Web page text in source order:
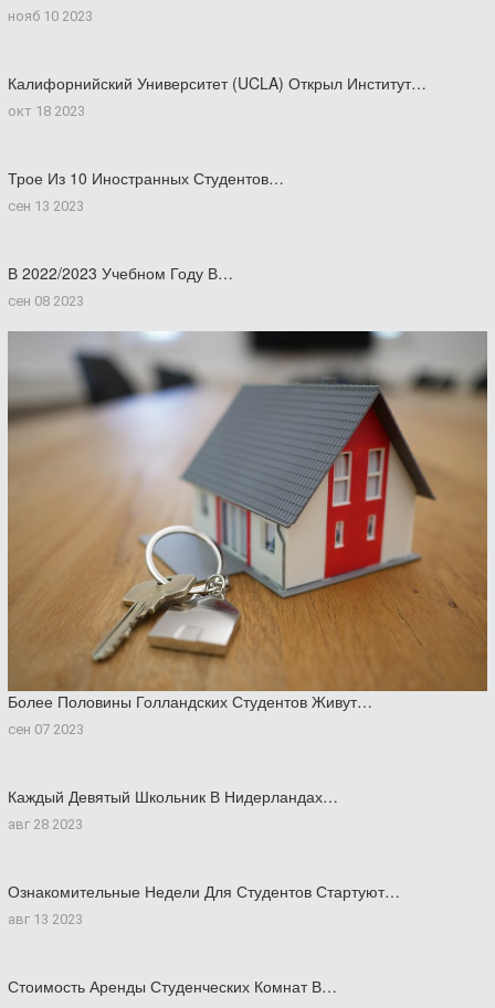
нояб 10 2023
Калифорнийский Университет (UCLA) Открыл Институт…
окт 18 2023
Трое Из 10 Иностранных Студентов…
сен 13 2023
В 2022/2023 Учебном Году В…
сен 08 2023
Более Половины Голландских Студентов Живут…
сен 07 2023
Каждый Девятый Школьник В Нидерландах…
авг 28 2023
Ознакомительные Недели Для Студентов Стартуют…
авг 13 2023
Стоимость Аренды Студенческих Комнат В…